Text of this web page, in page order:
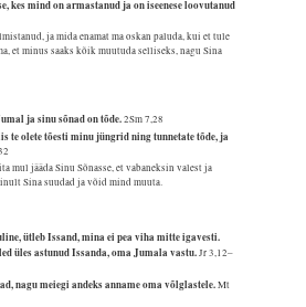
kes mind on armastanud ja on iseenese loovutanud
ja mida enamat ma oskan paluda, kui et tule
et minus saaks kõik muutuda selliseks, nagu Sina
ja sinu sõnad on tõde.2Sm 7,28
te olete tõesti minu jüngrid ning tunnetate tõde, ja
mul jääda Sinu Sõnasse, et vabaneksin valest ja
Sina suudad ja võid mind muuta.
ütleb Issand, mina ei pea viha mitte igavesti.
üles astunud Issanda, oma Jumala vastu.Jr 3,12–
nagu meiegi andeks anname oma võlglastele.Mt